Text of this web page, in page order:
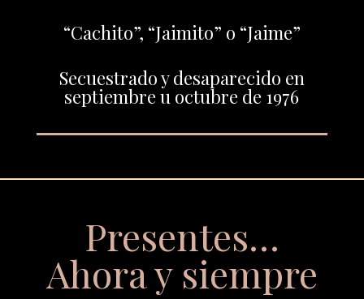
“Cachito”, “Jaimito” o “Jaime”
Secuestrado y desaparecido en
septiembre u octubre de 1976
Presentes…
Ahora y siempre